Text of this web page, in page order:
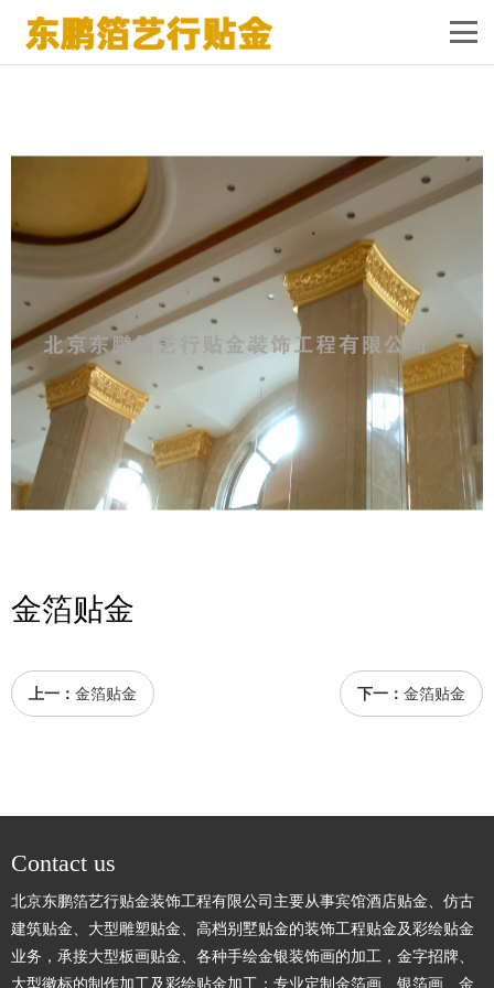
金箔贴金
上一： 金箔贴金 下一： 金箔贴金
Contact us
北京东鹏箔艺行贴金装饰工程有限公司主要从事宾馆酒店贴金、仿古
建筑贴金、大型雕塑贴金、高档别墅贴金的装饰工程贴金及彩绘贴金
业务，承接大型板画贴金、各种手绘金银装饰画的加工，金字招牌、
大型徽标的制作加工及彩绘贴金加工；专业定制金箔画、银箔画、金